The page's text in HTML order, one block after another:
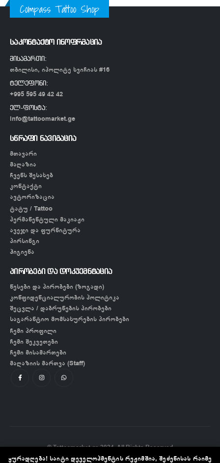
Compass Tattoo Shop
საკონტაქტო ინოფრმაცია
მისამართი:
თბილისი, იპოლიტე ხვიჩიას #16
ტელეფონი:
+995 595 49 42 42
ელ-ფოსტა:
info@tattoomarket.ge
სწრაფი ნავიგაცია
მთავარი
მაღაზია
ჩვენს შესახებ
კონტაქტი
ავტორიზაცია
ტატუ / Tattoo
პერმანენტული მაკიაჟი
ავეჯი და ფურნიტურა
პირსინგი
ჰიგიენა
პირობები და დოკუემნტაცია
წესები და პირობები (ზოგადი)
კონფიდენციალურობის პოლიტიკა
შეცვლა / დაბრუნების პირობები
საგარანტიო მომსახურების პირობები
ჩემი პროფილი
ჩემი შეკვეთები
ჩემი მისამართები
მაღაზიის მართვა (Staff)
© Tattoomarket.ge 2024. All Rights Reserved
ყურადღება! საიტი დეველოპმენტის რეჟიმშია, შეძენისას რაიმე